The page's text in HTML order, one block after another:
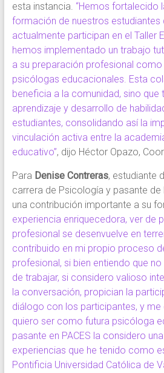
esta instancia. “Hemos fortalecido
formación de nuestros estudiantes
actualmente participan en el Taller
hemos implementado un trabajo
a su preparación profesional
psicólogas educacionales. Esta
beneficia a la comunidad, sino que
aprendizaje y desarrollo de
estudiantes, consolidando así la
vinculación activa entre la
educativo”, dijo Héctor Opazo,
Para Denise Contreras, estudiante
carrera de Psicología y pasante de
una contribución importante a su
experiencia enriquecedora, ver de
profesional se desenvuelve en
contribuido en mi propio proceso
profesional, si bien entiendo que
de trabajar, si considero valioso
la conversación, propician la
diálogo con los participantes, y
quiero ser como futura psicóloga
pasante en PACES la considero
experiencias que he tenido como
Pontificia Universidad Católica de